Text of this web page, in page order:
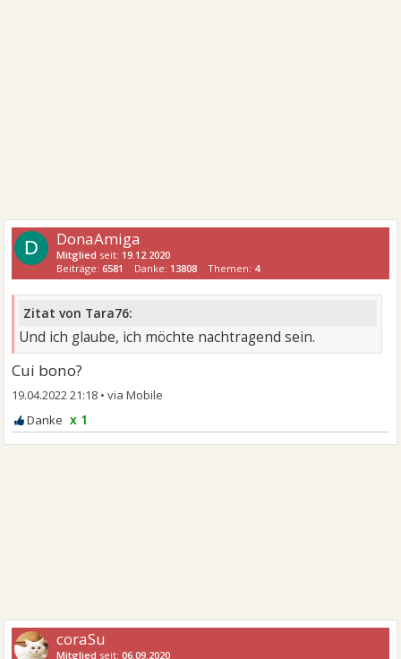
D DonaAmiga
Mitglied seit: 19.12.2020
Beiträge:6581 Danke: 13808 Themen: 4
Zitat von Tara76:
Und ich glaube, ich möchte nachtragend sein.
Cui bono?
19.04.2022 21:18 •
x 1
coraSu
Mitglied seit:06.09.2020